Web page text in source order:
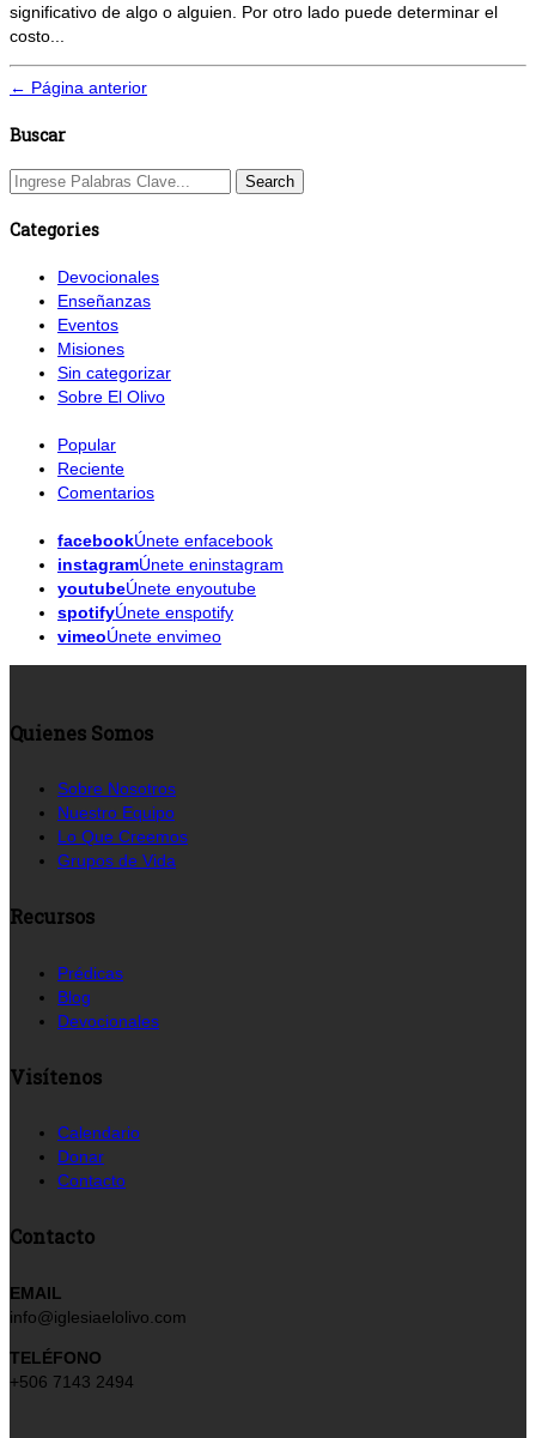
significativo de algo o alguien. Por otro lado puede determinar el
costo...
← Página anterior
Buscar
Categories
Devocionales
Enseñanzas
Eventos
Misiones
Sin categorizar
Sobre El Olivo
Popular
Reciente
Comentarios
facebookÚnete enfacebook
instagramÚnete eninstagram
youtubeÚnete enyoutube
spotifyÚnete enspotify
vimeoÚnete envimeo
Quienes Somos
Sobre Nosotros
Nuestro Equipo
Lo Que Creemos
Grupos de Vida
Recursos
Prédicas
Blog
Devocionales
Visítenos
Calendario
Donar
Contacto
Contacto
EMAIL
info@iglesiaelolivo.com
TELÉFONO
+506 7143 2494